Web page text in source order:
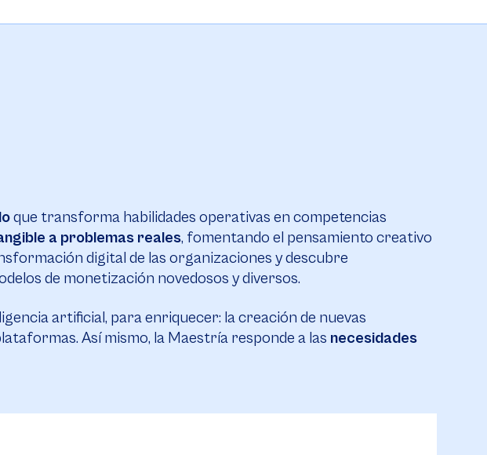
que transforma habilidades operativas en competencias
a problemas reales, fomentando el pensamiento creativo
digital de las organizaciones y descubre
de monetización novedosos y diversos.
artificial, para enriquecer: la creación de nuevas
Así mismo, la Maestría responde a las necesidades